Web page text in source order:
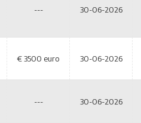
--- 30-06-2026
€3500 euro 30-06-2026
--- 30-06-2026